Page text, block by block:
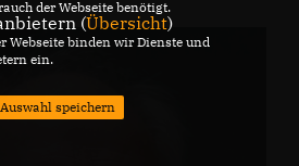
der Webseite benötigt.
(Übersicht)
Webseite binden wir Dienste und
ein.
Auswahl speichern